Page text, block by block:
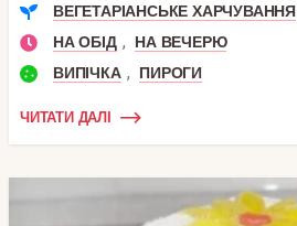
ВЕГЕТАРІАНСЬКЕ ХАРЧУВАННЯ
НА ОБІД ,
НА ВЕЧЕРЮ
ВИПІЧКА , ПИРОГИ
ЧИТАТИ ДАЛІ